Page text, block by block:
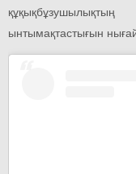
ынтымақтастығын